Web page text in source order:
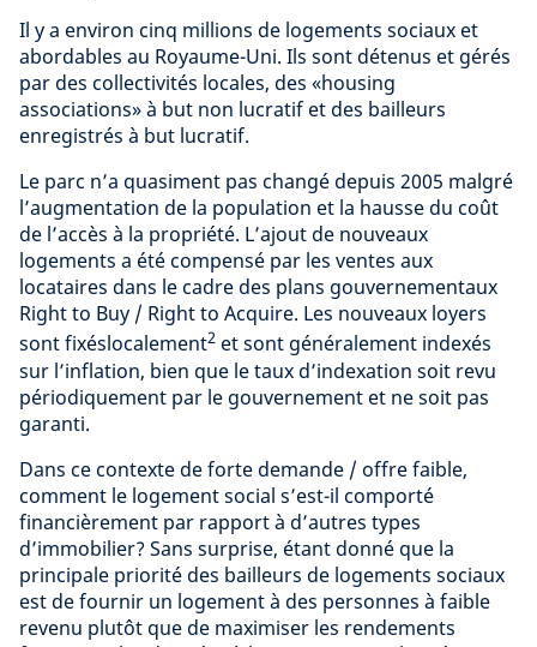
Il y a environ cinq millions de logements sociaux et
abordables au Royaume-Uni. Ils sont détenus et gérés
par des collectivités locales, des «housing
associations» à but non lucratif et des bailleurs
enregistrés à but lucratif.
Le parc n’a quasiment pas changé depuis 2005 malgré
l’augmentation de la population et la hausse du coût
de l’accès à la propriété. L’ajout de nouveaux
logements a été compensé par les ventes aux
locataires dans le cadre des plans gouvernementaux
Right to Buy / Right to Acquire. Les nouveaux loyers
sont fixéslocalement2 et sont généralement indexés
sur l’inflation, bien que le taux d’indexation soit revu
périodiquement par le gouvernement et ne soit pas
garanti.
Dans ce contexte de forte demande / offre faible,
comment le logement social s’est-il comporté
financièrement par rapport à d’autres types
d’immobilier? Sans surprise, étant donné que la
principale priorité des bailleurs de logements sociaux
est de fournir un logement à des personnes à faible
revenu plutôt que de maximiser les rendements